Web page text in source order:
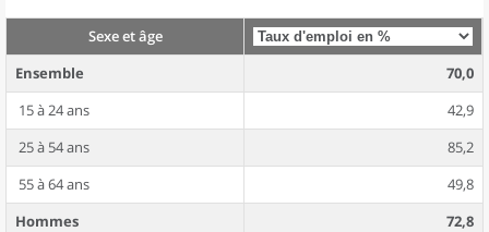
Sexe et âge
Ensemble
70,0
15 à 24 ans
42,9
25 à 54 ans
85,2
55 à 64 ans
49,8
Hommes
72,8